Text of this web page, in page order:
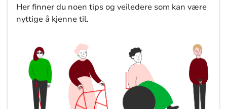
Her finner du noen tips og veiledere som kan være
nyttige å kjenne til.